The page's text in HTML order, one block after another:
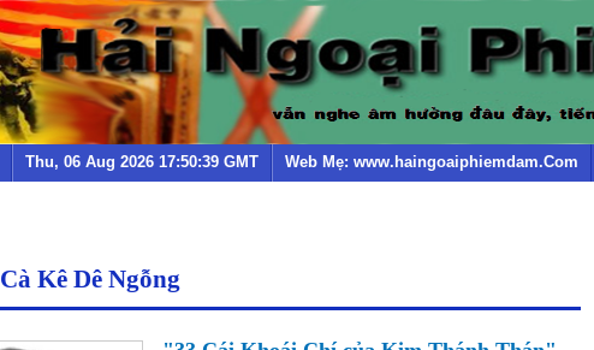
Thu, 06 Aug 2026 17:50:39 GMT Web Mẹ: www.haingoaiphiemdam.Com
Cà Kê Dê Ngỗng